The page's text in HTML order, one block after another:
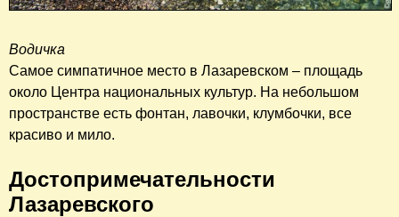
Водичка
Самое симпатичное место в Лазаревском – площадь
около Центра национальных культур. На небольшом
пространстве есть фонтан, лавочки, клумбочки, все
красиво и мило.
Достопримечательности
Лазаревского